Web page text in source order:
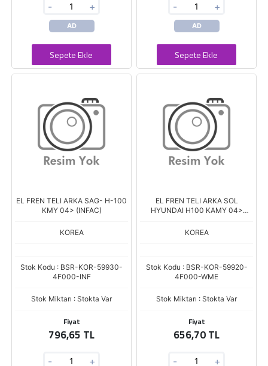
- +
AD
Sepete Ekle
- +
AD
Sepete Ekle
EL FREN TELI ARKA SAG- H-100
KMY 04> (INFAC)
KOREA
Stok Kodu : BSR-KOR-59930-
4F000-INF
Stok Miktarı : Stokta Var
Fiyat
796,65 TL
- +
EL FREN TELI ARKA SOL
HYUNDAI H100 KAMY 04>
KOREA
Stok Kodu : BSR-KOR-59920-
4F000-WME
Stok Miktarı : Stokta Var
Fiyat
656,70 TL
- +